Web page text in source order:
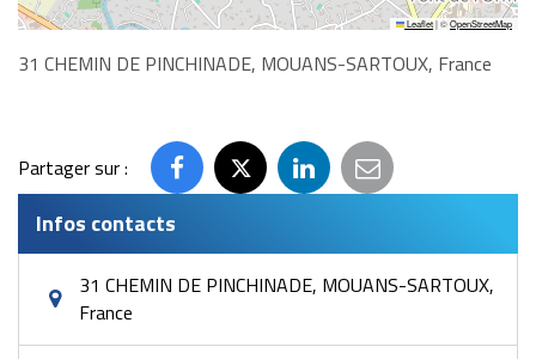
Leaflet|©OpenStreetMap
31 CHEMIN DE PINCHINADE, MOUANS-SARTOUX, France
Partager sur :
Partager
Facebook
Partager
Twitter
Partager
LinkedIn
Partager
email
Infos contacts
31 CHEMIN DE PINCHINADE, MOUANS-SARTOUX,
France